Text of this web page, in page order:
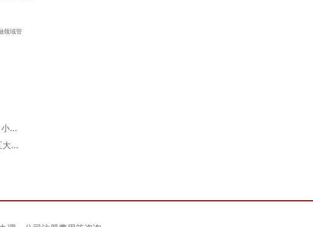
领域管
江苏省注册收费84500元！小微企业首次注册免收费用
上海注册公司需要注意的五大相关事项